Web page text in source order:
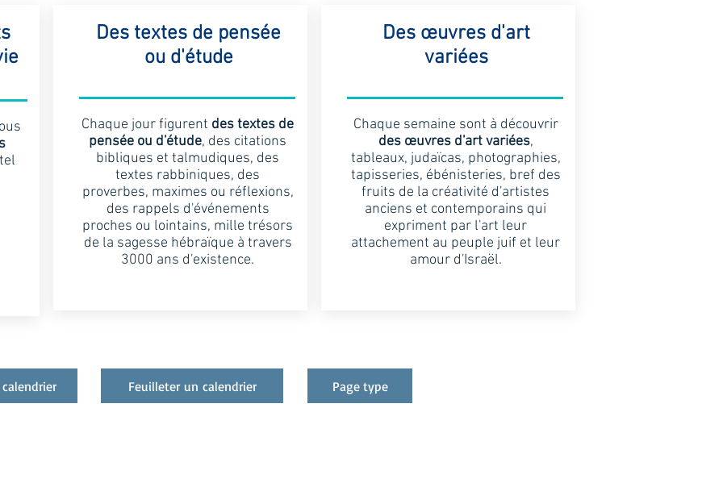
Des textes de pensée
ou d'étude
Chaque jour figurent des textes de
pensée ou d'étude, des citations
bibliques et talmudiques, des
textes rabbiniques, des
proverbes, maximes ou réflexions,
des rappels d'événements
proches ou lointains, mille trésors
de la sagesse hébraïque à travers
3000 ans d'existence.
Des œuvres d'art
variées
Chaque semaine sont à découvrir
des œuvres d'art variées,
tableaux, judaïcas, photographies,
tapisseries, ébénisteries, bref des
fruits de la créativité d'artistes
anciens et contemporains qui
expriment par l'art leur
attachement au peuple juif et leur
amour d'Israël.
Feuilleter un calendrier Page type